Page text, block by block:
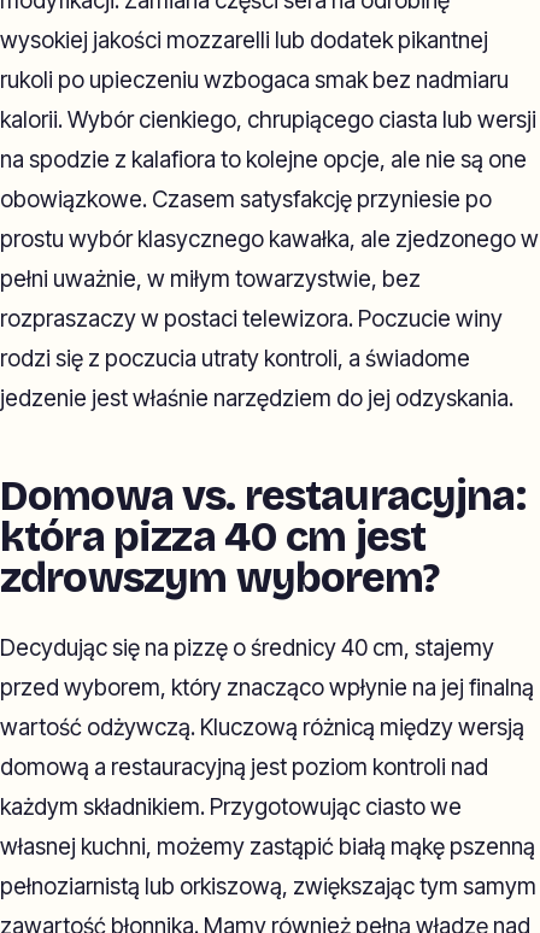
wysokiej jakości mozzarelli lub dodatek pikantnej
rukoli po upieczeniu wzbogaca smak bez nadmiaru
kalorii. Wybór cienkiego, chrupiącego ciasta lub wersji
na spodzie z kalafiora to kolejne opcje, ale nie są one
obowiązkowe. Czasem satysfakcję przyniesie po
prostu wybór klasycznego kawałka, ale zjedzonego w
pełni uważnie, w miłym towarzystwie, bez
rozpraszaczy w postaci telewizora. Poczucie winy
rodzi się z poczucia utraty kontroli, a świadome
jedzenie jest właśnie narzędziem do jej odzyskania.
Domowa vs. restauracyjna:
która pizza 40 cm jest
zdrowszym wyborem?
Decydując się na pizzę o średnicy 40 cm, stajemy
przed wyborem, który znacząco wpłynie na jej finalną
wartość odżywczą. Kluczową różnicą między wersją
domową a restauracyjną jest poziom kontroli nad
każdym składnikiem. Przygotowując ciasto we
własnej kuchni, możemy zastąpić białą mąkę pszenną
pełnoziarnistą lub orkiszową, zwiększając tym samym
zawartość błonnika. Mamy również pełną władzę nad